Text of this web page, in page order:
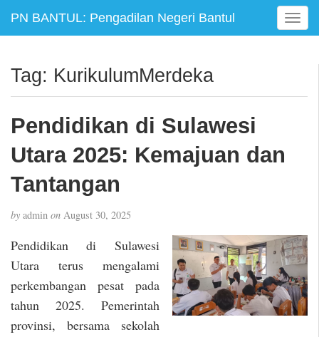
PN BANTUL: Pengadilan Negeri Bantul
T
o
e
o
n
Tag: KurikulumMerdeka
Pendidikan di Sulawesi
Utara 2025: Kemajuan dan
Tantangan
by admin on August 30, 2025
Pendidikan di Sulawesi
Utara terus mengalami
perkembangan pesat pada
tahun 2025. Pemerintah
provinsi, bersama sekolah